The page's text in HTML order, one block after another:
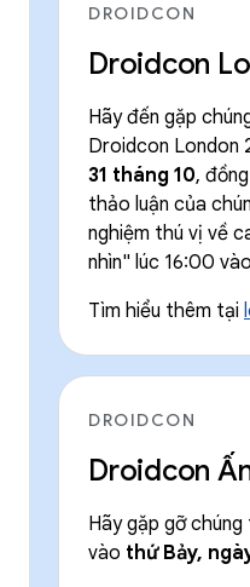
DROIDCON
Droidcon
Hãy đến gặp
Droidcon London
31 tháng 10,
thảo luận của
nghiệm thú vị về
nhìn" lúc 16:00
Tìm hiểu thêm tại
DROIDCON
Droidcon
Hãy gặp gỡ
vào thứ Bảy,